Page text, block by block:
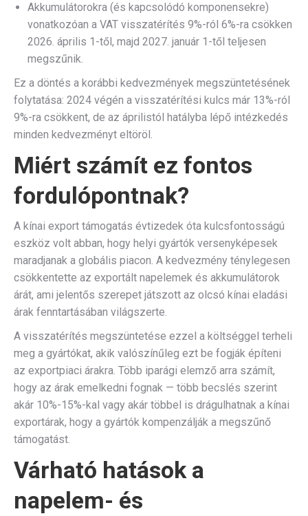
Akkumulátorokra (és kapcsolódó komponensekre)
vonatkozóan a VAT visszatérítés 9%-ról 6%-ra csökken
2026. április 1-től, majd 2027. január 1-től teljesen
megszűnik.
Ez a döntés a korábbi kedvezmények megszüntetésének
folytatása: 2024 végén a visszatérítési kulcs már 13%-ról
9%-ra csökkent, de az áprilistól hatályba lépő intézkedés
minden kedvezményt eltöröl.
Miért számít ez fontos
fordulópontnak?
A kínai export támogatás évtizedek óta kulcsfontosságú
eszköz volt abban, hogy helyi gyártók versenyképesek
maradjanak a globális piacon. A kedvezmény ténylegesen
csökkentette az exportált napelemek és akkumulátorok
árát, ami jelentős szerepet játszott az olcsó kínai eladási
árak fenntartásában világszerte.
A visszatérítés megszüntetése ezzel a költséggel terheli
meg a gyártókat, akik valószínűleg ezt be fogják építeni
az exportpiaci árakra. Több iparági elemző arra számít,
hogy az árak emelkedni fognak — több becslés szerint
akár 10%-15%-kal vagy akár többel is drágulhatnak a kínai
exportárak, hogy a gyártók kompenzálják a megszűnő
támogatást.
Várható hatások a
napelem- és